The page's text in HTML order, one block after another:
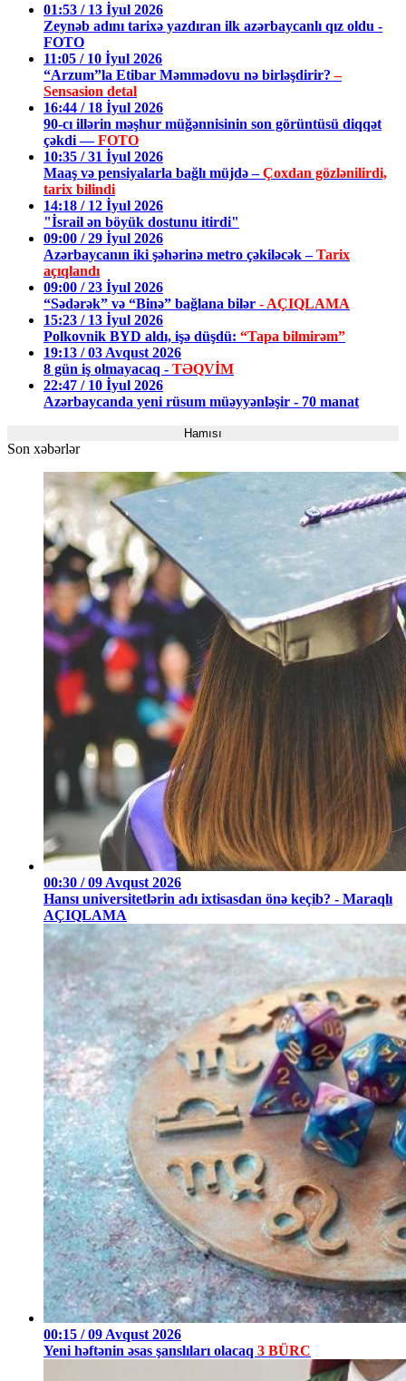
01:53 / 13 İyul 2026
Zeynəb adını tarixə yazdıran ilk azərbaycanlı qız oldu -
FOTO
11:05 / 10 İyul 2026
“Arzum”la Etibar Məmmədovu nə birləşdirir?–
Sensasion detal
16:44 / 18 İyul 2026
90-cı illərin məşhur müğənnisinin son görüntüsü diqqət
çəkdi —FOTO
10:35 / 31 İyul 2026
Maaş və pensiyalarla bağlı müjdə –Çoxdan gözlənilirdi,
tarix bilindi
14:18 / 12 İyul 2026
"İsrail ən böyük dostunu itirdi"
09:00 / 29 İyul 2026
Azərbaycanın iki şəhərinə metro çəkiləcək –Tarix
açıqlandı
09:00 / 23 İyul 2026
“Sədərək” və “Binə” bağlana bilər - AÇIQLAMA
15:23 / 13 İyul 2026
Polkovnik BYD aldı, işə düşdü: “Tapa bilmirəm”
19:13 / 03 Avqust 2026
8 gün iş olmayacaq - TƏQVİM
22:47 / 10 İyul 2026
Azərbaycanda yeni rüsum müəyyənləşir - 70 manat
Hamısı
Son xəbərlər
00:30 / 09 Avqust 2026
Hansı universitetlərin adı ixtisasdan önə keçib? - Maraqlı
AÇIQLAMA
00:15 / 09 Avqust 2026
Yeni həftənin əsas şanslıları olacaq 3 BÜRC